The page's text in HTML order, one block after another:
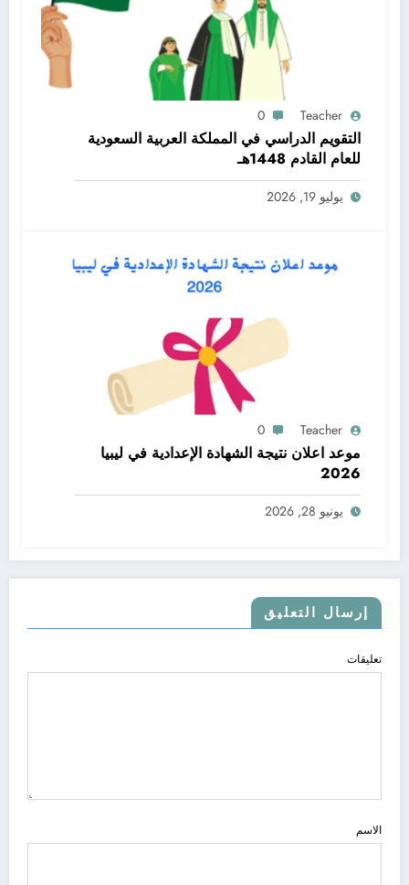
Teacher
0
التقويم الدراسي في المملكة العربية السعودية
للعام القادم 1448هـ
يوليو 19, 2026
Teacher
0
موعد اعلان نتيجة الشهادة الإعدادية في ليبيا
2026
يونيو 28, 2026
إرسال التعليق
تعليقات
الاسم